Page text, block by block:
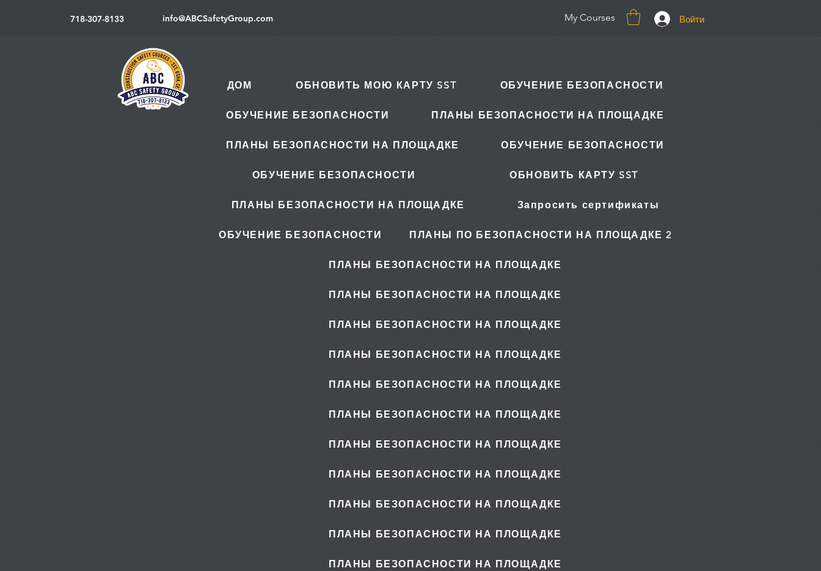
718-307-8133 info@ABCSafetyGroup.com My Courses Войти
ДОМ ОБНОВИТЬ МОЮ КАРТУ SST ОБУЧЕНИЕ БЕЗОПАСНОСТИ
ОБУЧЕНИЕ БЕЗОПАСНОСТИ ПЛАНЫ БЕЗОПАСНОСТИ НА ПЛОЩАДКЕ
ПЛАНЫ БЕЗОПАСНОСТИ НА ПЛОЩАДКЕ ОБУЧЕНИЕ БЕЗОПАСНОСТИ
ОБУЧЕНИЕ БЕЗОПАСНОСТИ ОБНОВИТЬ КАРТУ SST
ПЛАНЫ БЕЗОПАСНОСТИ НА ПЛОЩАДКЕ Запросить сертификаты
ОБУЧЕНИЕ БЕЗОПАСНОСТИ ПЛАНЫ ПО БЕЗОПАСНОСТИ НА ПЛОЩАДКЕ 2
ПЛАНЫ БЕЗОПАСНОСТИ НА ПЛОЩАДКЕ
ПЛАНЫ БЕЗОПАСНОСТИ НА ПЛОЩАДКЕ
ПЛАНЫ БЕЗОПАСНОСТИ НА ПЛОЩАДКЕ
ПЛАНЫ БЕЗОПАСНОСТИ НА ПЛОЩАДКЕ
ПЛАНЫ БЕЗОПАСНОСТИ НА ПЛОЩАДКЕ
ПЛАНЫ БЕЗОПАСНОСТИ НА ПЛОЩАДКЕ
ПЛАНЫ БЕЗОПАСНОСТИ НА ПЛОЩАДКЕ
ПЛАНЫ БЕЗОПАСНОСТИ НА ПЛОЩАДКЕ
ПЛАНЫ БЕЗОПАСНОСТИ НА ПЛОЩАДКЕ
ПЛАНЫ БЕЗОПАСНОСТИ НА ПЛОЩАДКЕ
ПЛАНЫ БЕЗОПАСНОСТИ НА ПЛОЩАДКЕ